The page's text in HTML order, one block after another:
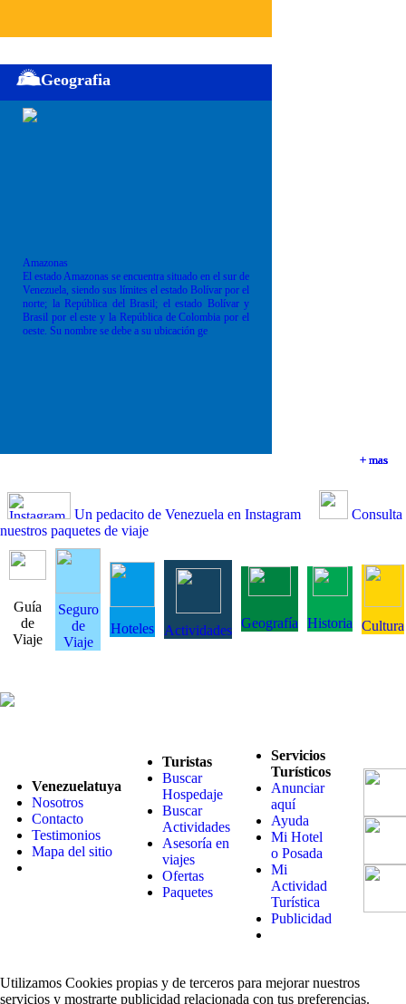
+ mas
+ mas
+ mas
Geografia
Amazonas
El estado Amazonas se encuentra situado en el sur de
Venezuela, siendo sus límites el estado Bolívar por el
norte; la República del Brasil; el estado Bolívar y
Brasil por el este y la República de Colombia por el
oeste. Su nombre se debe a su ubicación ge
+ mas
Un pedacito de Venezuela en Instagram
Consulta
nuestros paquetes de viaje
Guía
de
Viaje
Seguro
de
Viaje
Hoteles Actividades Geografía Historia Cultura
Venezuelatuya
Nosotros
Contacto
Testimonios
Mapa del sitio
Turistas
Buscar
Hospedaje
Buscar
Actividades
Asesoría en
viajes
Ofertas
Paquetes
Servicios
Turísticos
Anunciar
aquí
Ayuda
Mi Hotel
o Posada
Mi
Actividad
Turística
Publicidad
Utilizamos Cookies propias y de terceros para mejorar nuestros
servicios y mostrarte publicidad relacionada con tus preferencias.